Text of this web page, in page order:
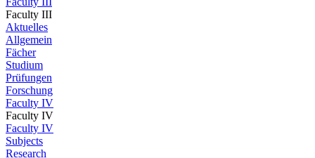
Faculty III
Aktuelles
Allgemein
Fächer
Studium
Prüfungen
Forschung
Faculty IV
Faculty IV
Faculty IV
Subjects
Research